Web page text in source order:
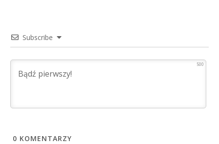
Subscribe
500
0 KOMENTARZY